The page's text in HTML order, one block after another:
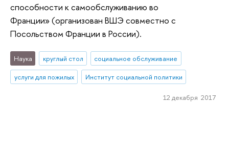
способности к самообслуживанию во
Франции» (организован ВШЭ совместно с
Посольством Франции в России).
Наука круглый стол
социальное обслуживание
услуги для пожилых
Институт социальной политики
12 декабря 2017